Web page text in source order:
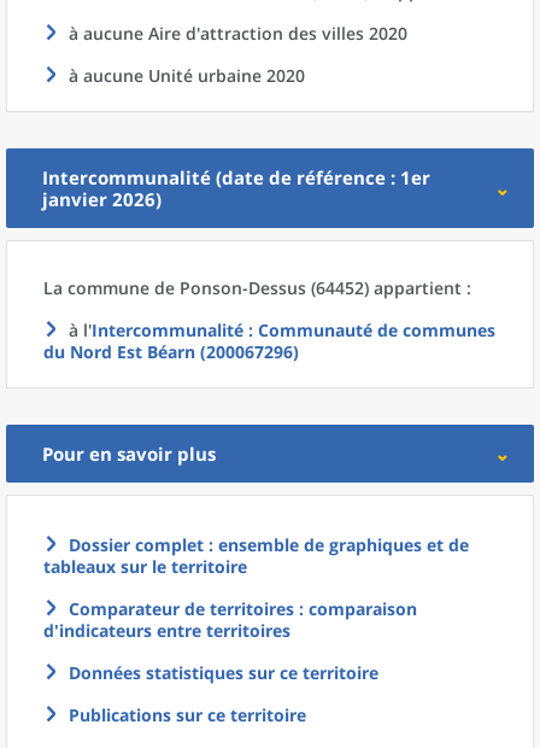
à aucune Aire d'attraction des villes 2020
à aucune Unité urbaine 2020
Intercommunalité (date de référence : 1er
janvier 2026)
La commune de Ponson-Dessus (64452) appartient :
à l'Intercommunalité : Communauté de communes
du Nord Est Béarn (200067296)
Pour en savoir plus
Dossier complet : ensemble de graphiques et de
tableaux sur le territoire
Comparateur de territoires : comparaison
d'indicateurs entre territoires
Données statistiques sur ce territoire
Publications sur ce territoire